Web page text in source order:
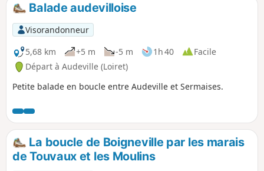
Balade audevilloise
Visorandonneur
5,68 km
+5 m -5 m 1h 40
Facile
Départ à Audeville (Loiret)
Petite balade en boucle entre Audeville et Sermaises.
La boucle de Boigneville par les marais
de Touvaux et les Moulins